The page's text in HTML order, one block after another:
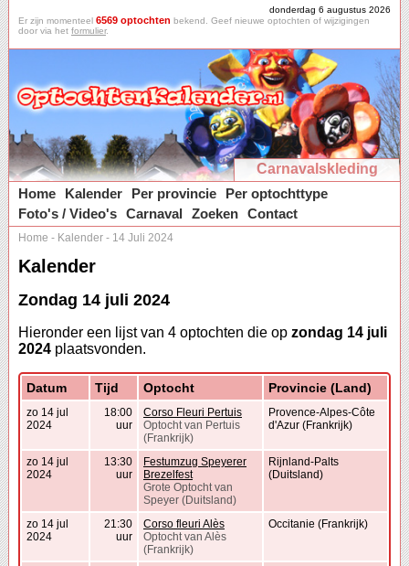
donderdag 6 augustus 2026
Er zijn momenteel 6569 optochten bekend. Geef nieuwe optochten of wijzigingen
door via het formulier.
Carnavalskleding
Home
Kalender Per provincie
Per optochttype
Foto's / Video's Carnaval Zoeken Contact
Home - Kalender - 14 Juli 2024
Kalender
Zondag 14 juli 2024
Hieronder een lijst van 4 optochten die op zondag 14 juli
2024 plaatsvonden.
Datum Tijd Optocht Provincie (Land)
zo 14 jul
2024
18:00
uur
Corso Fleuri Pertuis
Optocht van Pertuis
(Frankrijk)
Provence-Alpes-Côte
d'Azur (Frankrijk)
zo 14 jul
2024
13:30
uur
Festumzug Speyerer
Brezelfest
Grote Optocht van
Speyer (Duitsland)
Rijnland-Palts
(Duitsland)
zo 14 jul
2024
21:30
uur
Corso fleuri Alès
Optocht van Alès
(Frankrijk)
Occitanie (Frankrijk)